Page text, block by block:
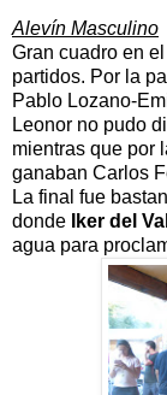
Alevín Masculino
Gran cuadro en
partidos. Por la
Pablo Lozano-
Leonor no pudo
mientras que por
ganaban Carlos
La final fue
donde
Iker del
agua para